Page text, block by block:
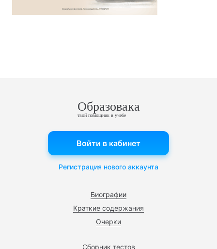
Образовака
твой помощник в учебе
Биографии
Краткие содержания
Очерки
Сборник тестов
Войти в кабинет
Регистрация нового аккаунта